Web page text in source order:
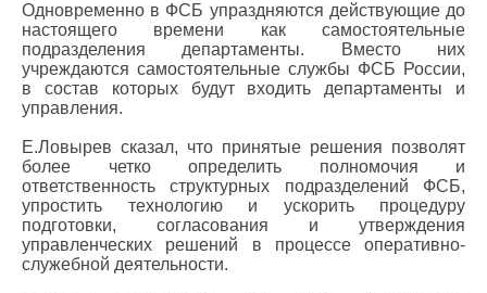
Одновременно в ФСБ упраздняются действующие до
настоящего времени как самостоятельные
подразделения департаменты. Вместо них
учреждаются самостоятельные службы ФСБ России,
в состав которых будут входить департаменты и
управления.
Е.Ловырев сказал, что принятые решения позволят
более четко определить полномочия и
ответственность структурных подразделений ФСБ,
упростить технологию и ускорить процедуру
подготовки, согласования и утверждения
управленческих решений в процессе оперативно-
служебной деятельности.